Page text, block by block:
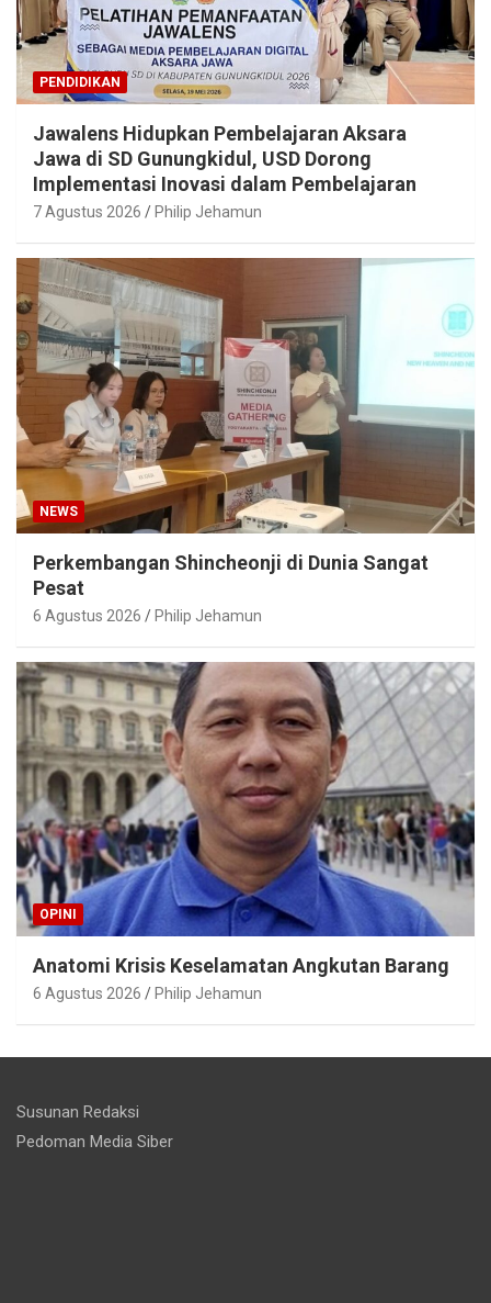
PENDIDIKAN
Jawalens Hidupkan Pembelajaran Aksara
Jawa di SD Gunungkidul, USD Dorong
Implementasi Inovasi dalam Pembelajaran
7 Agustus 2026 Philip Jehamun
NEWS
Perkembangan Shincheonji di Dunia Sangat
Pesat
6 Agustus 2026 Philip Jehamun
OPINI
Anatomi Krisis Keselamatan Angkutan Barang
6 Agustus 2026 Philip Jehamun
Susunan Redaksi
Pedoman Media Siber